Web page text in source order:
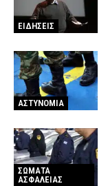
ΕΙΔΗΣΕΙΣ
ΑΣΤΥΝΟΜΙΑ
ΣΩΜΑΤΑ
ΑΣΦΑΛΕΙΑΣ